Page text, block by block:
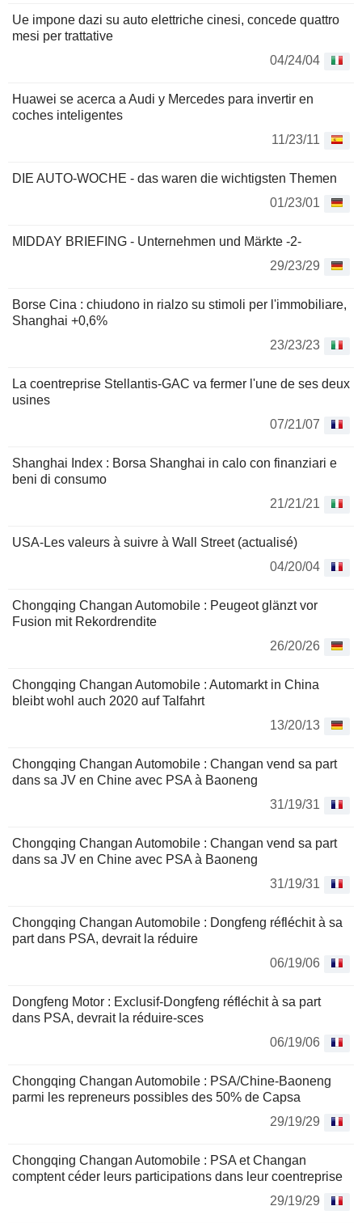
Ue impone dazi su auto elettriche cinesi, concede quattro
mesi per trattative
04/24/04
Huawei se acerca a Audi y Mercedes para invertir en
coches inteligentes
11/23/11
DIE AUTO-WOCHE - das waren die wichtigsten Themen
01/23/01
MIDDAY BRIEFING - Unternehmen und Märkte -2-
29/23/29
Borse Cina : chiudono in rialzo su stimoli per l'immobiliare,
Shanghai +0,6%
23/23/23
La coentreprise Stellantis-GAC va fermer l'une de ses deux
usines
07/21/07
Shanghai Index : Borsa Shanghai in calo con finanziari e
beni di consumo
21/21/21
USA-Les valeurs à suivre à Wall Street (actualisé)
04/20/04
Chongqing Changan Automobile : Peugeot glänzt vor
Fusion mit Rekordrendite
26/20/26
Chongqing Changan Automobile : Automarkt in China
bleibt wohl auch 2020 auf Talfahrt
13/20/13
Chongqing Changan Automobile : Changan vend sa part
dans sa JV en Chine avec PSA à Baoneng
31/19/31
Chongqing Changan Automobile : Changan vend sa part
dans sa JV en Chine avec PSA à Baoneng
31/19/31
Chongqing Changan Automobile : Dongfeng réfléchit à sa
part dans PSA, devrait la réduire
06/19/06
Dongfeng Motor : Exclusif-Dongfeng réfléchit à sa part
dans PSA, devrait la réduire-sces
06/19/06
Chongqing Changan Automobile : PSA/Chine-Baoneng
parmi les repreneurs possibles des 50% de Capsa
29/19/29
Chongqing Changan Automobile : PSA et Changan
comptent céder leurs participations dans leur coentreprise
29/19/29